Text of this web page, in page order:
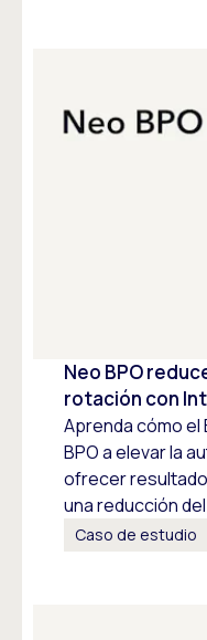
Neo BPO
rotación con
Aprenda cómo el
BPO a elevar la
ofrecer
una reducción
Caso de estudio